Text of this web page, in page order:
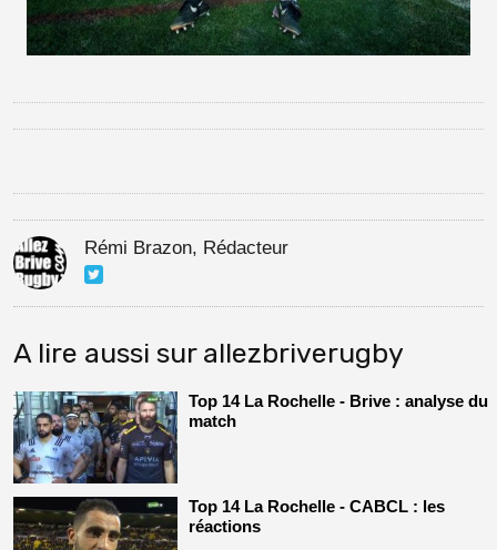
Rémi Brazon, Rédacteur
A lire aussi sur allezbriverugby
Top 14 La Rochelle - Brive : analyse du
match
Top 14 La Rochelle - CABCL : les
réactions